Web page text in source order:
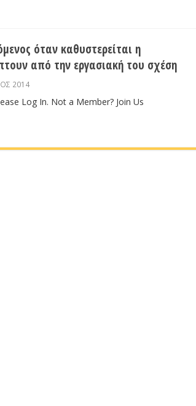
όταν καθυστερείται η
από την εργασιακή του σχέση
2014
Log In. Not a Member? Join Us